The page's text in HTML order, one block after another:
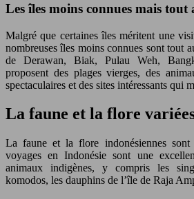
Les îles moins connues mais tout
Malgré que certaines îles méritent une
nombreuses îles moins connues sont tout
de Derawan, Biak, Pulau Weh,
proposent des plages vierges, des
spectaculaires et des sites intéressants qui
La faune et la flore
La faune et la flore indonésiennes sont
voyages en Indonésie sont une
animaux indigènes, y compris les
komodos, les dauphins de l’île de Raja